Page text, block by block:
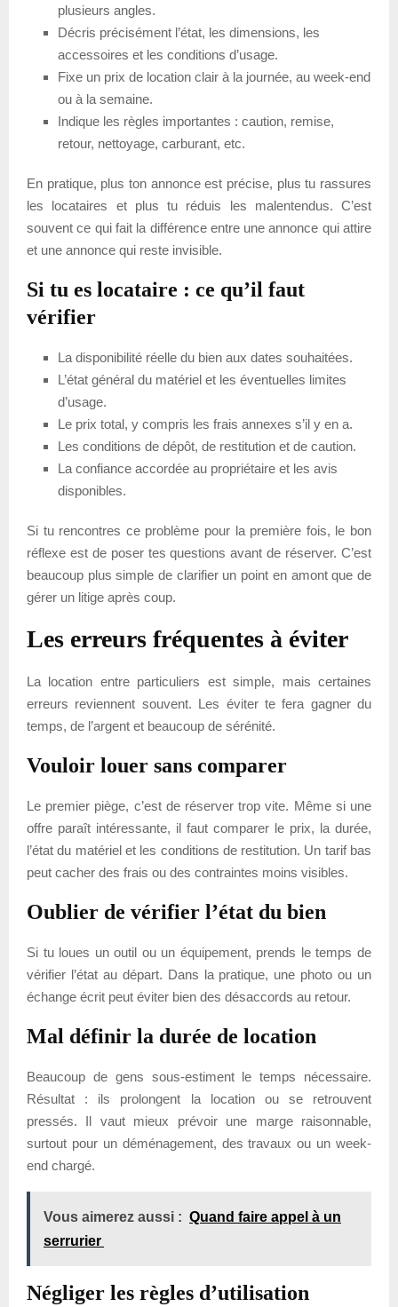
plusieurs angles.
Décris précisément l’état, les dimensions, les
accessoires et les conditions d’usage.
Fixe un prix de location clair à la journée, au week-end
ou à la semaine.
Indique les règles importantes : caution, remise,
retour, nettoyage, carburant, etc.
En pratique, plus ton annonce est précise, plus tu rassures
les locataires et plus tu réduis les malentendus. C’est
souvent ce qui fait la différence entre une annonce qui attire
et une annonce qui reste invisible.
Si tu es locataire : ce qu’il faut
vérifier
La disponibilité réelle du bien aux dates souhaitées.
L’état général du matériel et les éventuelles limites
d’usage.
Le prix total, y compris les frais annexes s’il y en a.
Les conditions de dépôt, de restitution et de caution.
La confiance accordée au propriétaire et les avis
disponibles.
Si tu rencontres ce problème pour la première fois, le bon
réflexe est de poser tes questions avant de réserver. C’est
beaucoup plus simple de clarifier un point en amont que de
gérer un litige après coup.
Les erreurs fréquentes à éviter
La location entre particuliers est simple, mais certaines
erreurs reviennent souvent. Les éviter te fera gagner du
temps, de l’argent et beaucoup de sérénité.
Vouloir louer sans comparer
Le premier piège, c’est de réserver trop vite. Même si une
offre paraît intéressante, il faut comparer le prix, la durée,
l’état du matériel et les conditions de restitution. Un tarif bas
peut cacher des frais ou des contraintes moins visibles.
Oublier de vérifier l’état du bien
Si tu loues un outil ou un équipement, prends le temps de
vérifier l’état au départ. Dans la pratique, une photo ou un
échange écrit peut éviter bien des désaccords au retour.
Mal définir la durée de location
Beaucoup de gens sous-estiment le temps nécessaire.
Résultat : ils prolongent la location ou se retrouvent
pressés. Il vaut mieux prévoir une marge raisonnable,
surtout pour un déménagement, des travaux ou un week-
end chargé.
Vous aimerez aussi : Quand faire appel à un
serrurier
Négliger les règles d’utilisation